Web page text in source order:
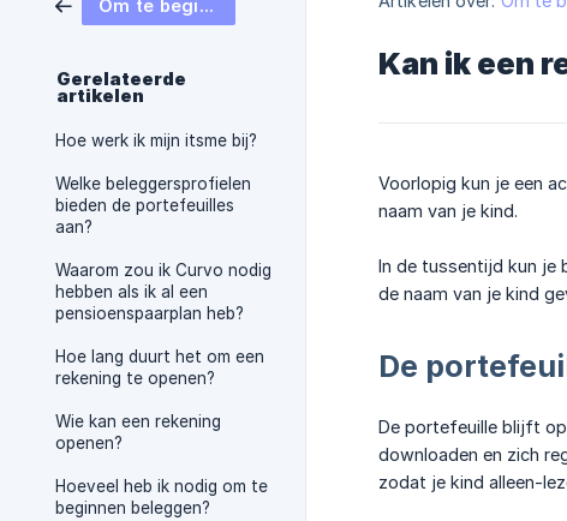
Om te beginnen
Gerelateerde
artikelen
Hoe werk ik mijn itsme bij?
Welke beleggersprofielen
bieden de portefeuilles
aan?
Waarom zou ik Curvo nodig
hebben als ik al een
pensioenspaarplan heb?
Hoe lang duurt het om een
rekening te openen?
Wie kan een rekening
openen?
Hoeveel heb ik nodig om te
beginnen beleggen?
Kan ik een
Voorlopig kun je een
naam van je kind.
In de tussentijd kun je
de naam van je kind
De
De portefeuille blijft
downloaden en zich
zodat je kind alleen-